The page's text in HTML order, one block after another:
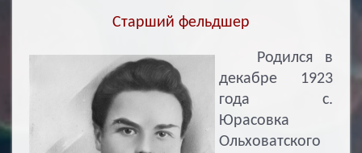
Старший фельдшер
Родился в
декабре 1923
года с.
Юрасовка
Ольховатского